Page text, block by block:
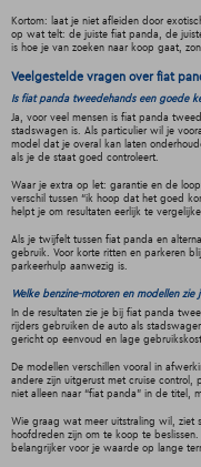
Kortom: laat je niet afleiden door
op wat telt: de juiste fiat panda, de
is hoe je van zoeken naar koop gaat,
Veelgestelde vragen over fiat
Is fiat panda tweedehands een goede
Ja, voor veel mensen is fiat panda
stadswagen is. Als particulier wil je
model dat je overal kan laten
als je de staat goed controleert.
Waar je extra op let: garantie en de
verschil tussen “ik hoop dat het goed
helpt je om resultaten eerlijk te
Als je twijfelt tussen fiat panda en
gebruik. Voor korte ritten en parkeren
parkeerhulp aanwezig is.
Welke benzine-motoren en modellen
In de resultaten zie je bij fiat panda
rijders gebruiken de auto als
gericht op eenvoud en lage
De modellen verschillen vooral in
andere zijn uitgerust met cruise control,
niet alleen naar “fiat panda” in de titel,
Wie graag wat meer uitstraling wil, ziet
hoofdreden zijn om te koop te
belangrijker voor je waarde op lange